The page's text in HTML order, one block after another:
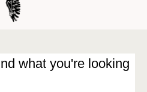
what you're looking